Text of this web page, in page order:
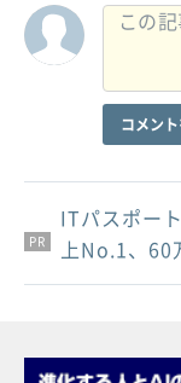
コメン
PR
PR
PR
ITパスポー
上No.1、60